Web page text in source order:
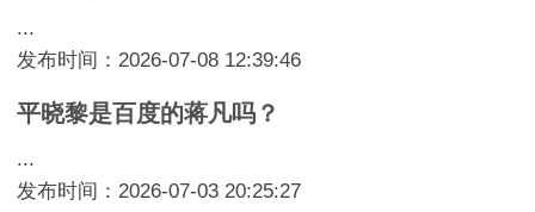
...
发布时间：2026-07-08 12:39:46
平晓黎是百度的蒋凡吗？
...
发布时间：2026-07-03 20:25:27